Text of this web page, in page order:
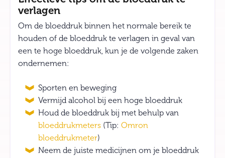
verlagen
Om de bloeddruk binnen het normale bereik te
houden of de bloeddruk te verlagen in geval van
een te hoge bloeddruk, kun je de volgende zaken
ondernemen:
Sporten en beweging
Vermijd alcohol bij een hoge bloeddruk
Houd de bloeddruk bij met behulp van
bloeddrukmeters (Tip: Omron
bloeddrukmeter)
Neem de juiste medicijnen om je bloeddruk